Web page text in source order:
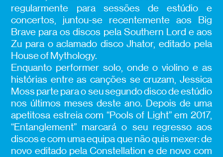
regularmente para sessões de estúdio e
concertos, juntou-se recentemente aos Big
Brave para os discos pela Southern Lord e aos
Zu para o aclamado disco Jhator, editado pela
House of Mythology.
Enquanto performer solo, onde o violino e as
histórias entre as canções se cruzam, Jessica
Moss parte para o seu segundo disco de estúdio
nos últimos meses deste ano. Depois de uma
apetitosa estreia com “Pools of Light” em 2017,
“Entanglement” marcará o seu regresso aos
discos e com uma equipa que não quis mexer: de
novo editado pela Constellation e de novo com